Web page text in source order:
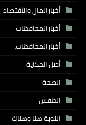
أخبارالمال والأقتصاد
أخبارالمحافظات
أخبارالمحافظات،
أصل الحكاية
الصحة
الطقس
النوبة هنا وهناك